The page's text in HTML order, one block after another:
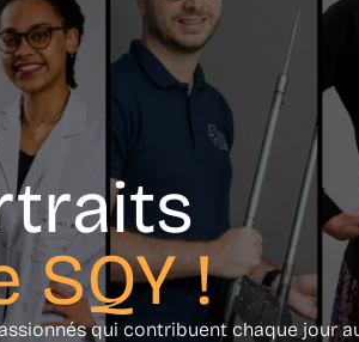
!
qui contribuent chaque jour